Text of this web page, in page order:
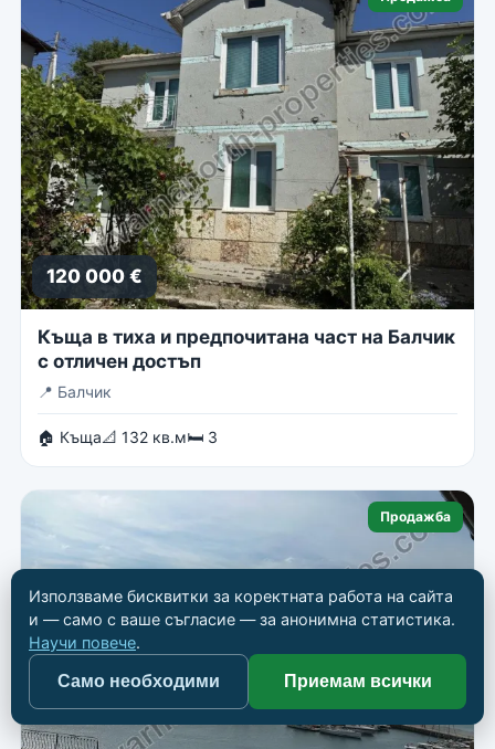
120 000 €
Къща в тиха и предпочитана част на Балчик
с отличен достъп
📍 Балчик
🏠 Къща📐 132 кв.м🛏 3
Продажба
Използваме бисквитки за коректната работа на сайта
и — само с ваше съгласие — за анонимна статистика.
Научи повече.
Само необходими Приемам всички